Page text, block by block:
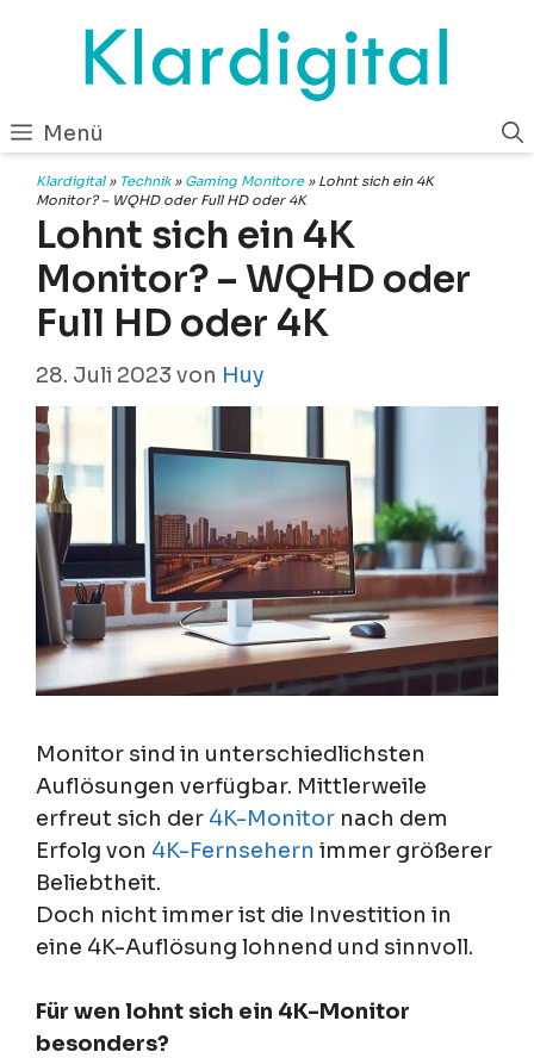
springen
Menü
Klardigital» Technik» Gaming Monitore» Lohnt sich ein 4K
Monitor? – WQHD oder Full HD oder 4K
Lohnt sich ein 4K
Monitor? – WQHD oder
Full HD oder 4K
28. Juli 2023 von Huy
Monitor sind in unterschiedlichsten
Auflösungen verfügbar. Mittlerweile
erfreut sich der 4K-Monitor nach dem
Erfolg von 4K-Fernsehern immer größerer
Beliebtheit.
Doch nicht immer ist die Investition in
eine 4K-Auflösung lohnend und sinnvoll.
Für wen lohnt sich ein 4K-Monitor
besonders?